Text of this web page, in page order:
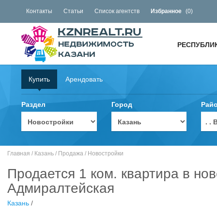
Контакты Статьи Список агентств Избранное (0)
Купить Арендовать
Раздел Город
. .
Главная / Казань / Продажа / Новостройки
Продается 1 ком. квартира в
Адмиралтейская
Казань /